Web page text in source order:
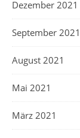
Dezember 2021
September 2021
August 2021
Mai 2021
März 2021